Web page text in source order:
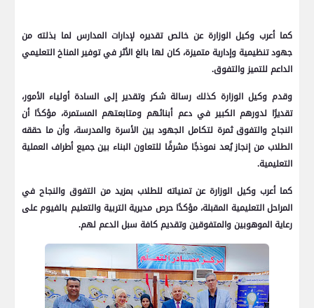
كما أعرب وكيل الوزارة عن خالص تقديره لإدارات المدارس لما بذلته من
جهود تنظيمية وإدارية متميزة، كان لها بالغ الأثر في توفير المناخ التعليمي
الداعم للتميز والتفوق.
وقدم وكيل الوزارة كذلك رسالة شكر وتقدير إلى السادة أولياء الأمور،
تقديرًا لدورهم الكبير في دعم أبنائهم ومتابعتهم المستمرة، مؤكدًا أن
النجاح والتفوق ثمرة لتكامل الجهود بين الأسرة والمدرسة، وأن ما حققه
الطلاب من إنجاز يُعد نموذجًا مشرفًا للتعاون البناء بين جميع أطراف العملية
التعليمية.
كما أعرب وكيل الوزارة عن تمنياته للطلاب بمزيد من التفوق والنجاح في
المراحل التعليمية المقبلة، مؤكدًا حرص مديرية التربية والتعليم بالفيوم على
رعاية الموهوبين والمتفوقين وتقديم كافة سبل الدعم لهم.